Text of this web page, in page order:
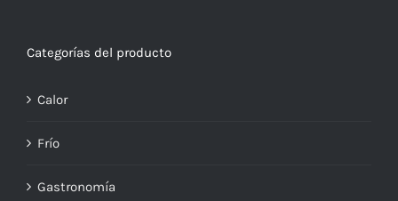
Categorías del producto
Calor
Frío
Gastronomía